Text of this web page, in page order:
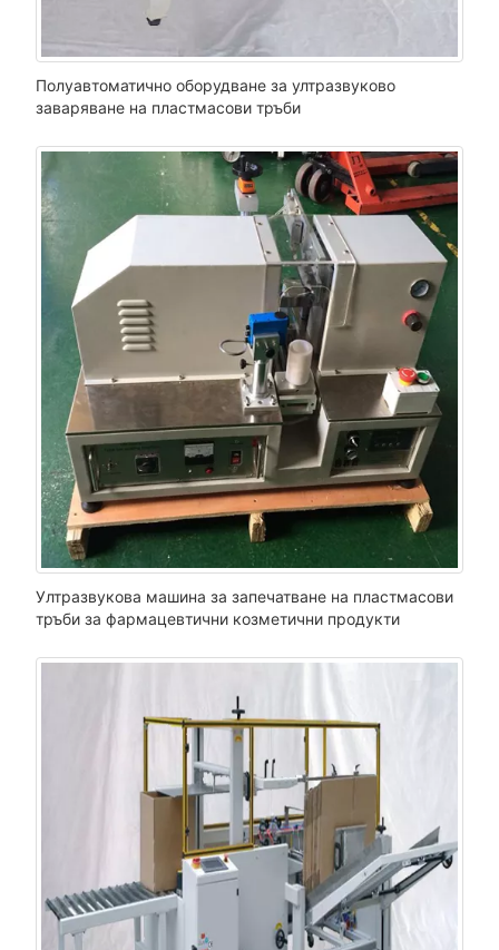
Полуавтоматично оборудване за ултразвуково
заваряване на пластмасови тръби
Ултразвукова машина за запечатване на пластмасови
тръби за фармацевтични козметични продукти